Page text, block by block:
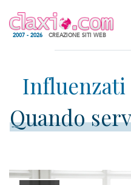
2007 - 2026 CREAZIONE SITI WEB
Quando